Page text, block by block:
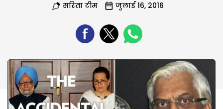
सरिता टीम जुलाई 16, 2016